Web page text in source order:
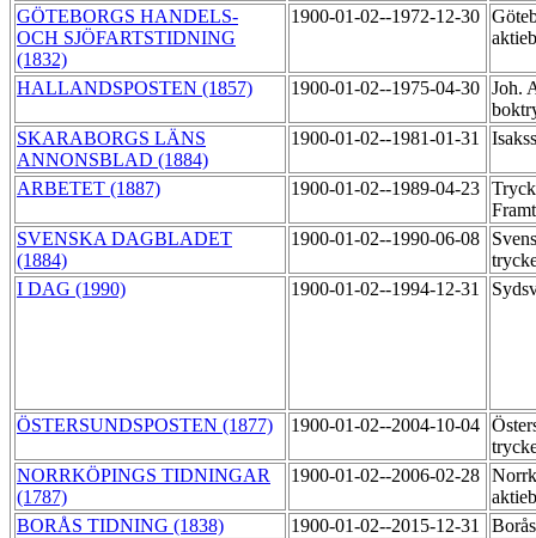
GÖTEBORGS HANDELS-
OCH SJÖFARTSTIDNING
(1832)
1900-01-02--1972-12-30
HALLANDSPOSTEN (1857) 1900-01-02--1975-04-30 Joh.
SKARABORGS LÄNS
ANNONSBLAD (1884)
1900-01-02--1981-01-31
ARBETET (1887) 1900-01-02--1989-04-23
SVENSKA DAGBLADET
(1884)
1900-01-02--1990-06-08
I DAG (1990)
1900-01-02--1994-12-31
ÖSTERSUNDSPOSTEN (1877) 1900-01-02--2004-10-04
NORRKÖPINGS TIDNINGAR
(1787)
1900-01-02--2006-02-28
BORÅS TIDNING (1838)
1900-01-02--2015-12-31